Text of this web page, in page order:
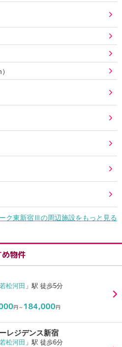
ク東新宿Ⅲの周辺施設をもっと見る
物件
若松河田 」駅 徒歩5分
円～ 184,000円
レジデンス新宿
若松河田 」駅 徒歩6分